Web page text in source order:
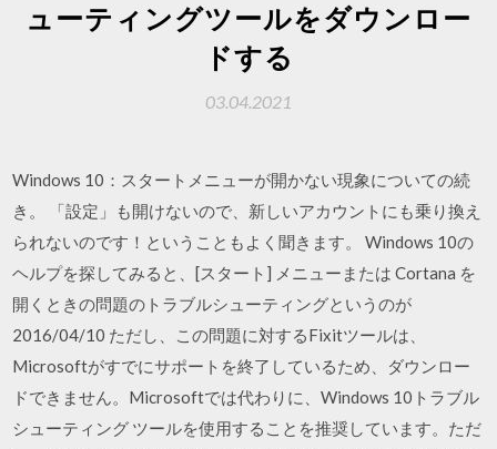
ューティングツールをダウンロー
ドする
03.04.2021
Windows 10：スタートメニューが開かない現象についての続
き。 「設定」も開けないので、新しいアカウントにも乗り換え
られないのです！ということもよく聞きます。 Windows 10の
ヘルプを探してみると、[スタート] メニューまたは Cortana を
開くときの問題のトラブルシューティングというのが
2016/04/10 ただし、この問題に対するFixitツールは、
Microsoftがすでにサポートを終了しているため、ダウンロー
ドできません。Microsoftでは代わりに、Windows 10トラブル
シューティング ツールを使用することを推奨しています。ただ